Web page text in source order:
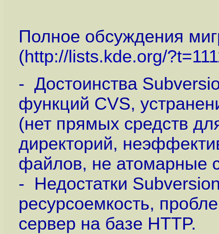
Полное обсуждения
(http://lists.kde.org/
- Достоинства
функций CVS,
(нет прямых средств
директорий,
файлов, не атомарные
- Недостатки
ресурсоемкость,
сервер на базе HTTP.